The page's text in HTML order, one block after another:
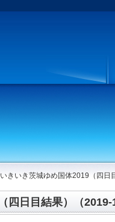
いきいき茨城ゆめ国体2019（四日
四日目結果）（2019-